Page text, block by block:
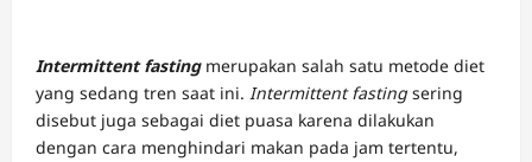
Intermittent fastingmerupakan salah satu metode diet
yang sedang tren saat ini. Intermittent fastingsering
disebut juga sebagai diet puasa karena dilakukan
dengan cara menghindari makan pada jam tertentu,